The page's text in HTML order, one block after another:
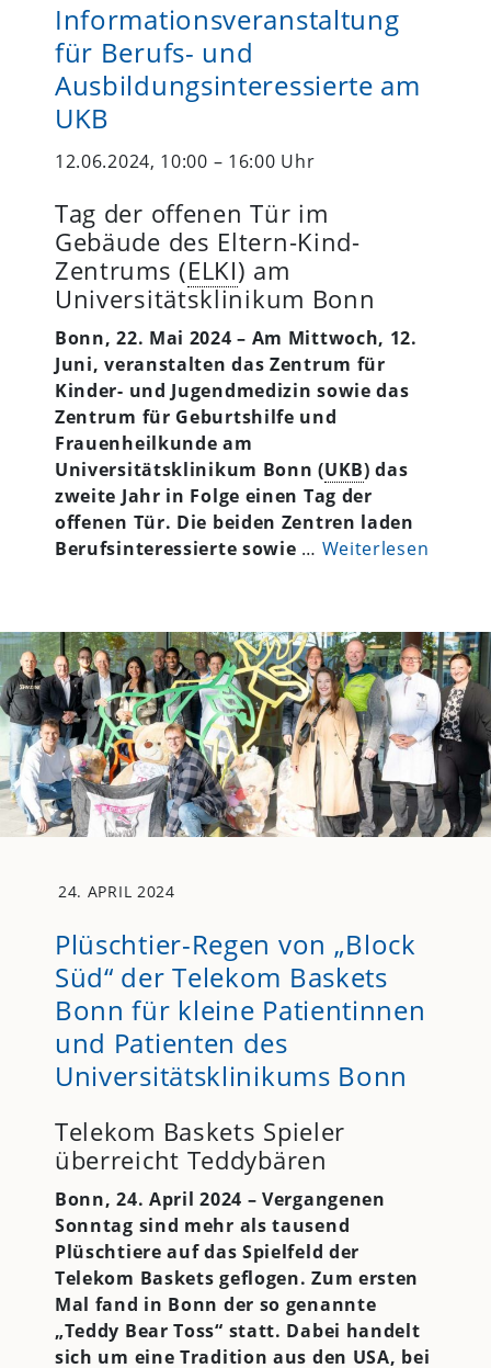
Informationsveranstaltung
für Berufs- und
Ausbildungsinteressierte am
UKB
12.06.2024, 10:00 – 16:00 Uhr
Tag der offenen Tür im
Gebäude des Eltern-Kind-
Zentrums (ELKI) am
Universitätsklinikum Bonn
Bonn, 22. Mai 2024 – Am Mittwoch, 12.
Juni, veranstalten das Zentrum für
Kinder- und Jugendmedizin sowie das
Zentrum für Geburtshilfe und
Frauenheilkunde am
Universitätsklinikum Bonn (UKB) das
zweite Jahr in Folge einen Tag der
offenen Tür. Die beiden Zentren laden
Berufsinteressierte sowie … Weiterlesen
24. APRIL 2024
Plüschtier-Regen von „Block
Süd“ der Telekom Baskets
Bonn für kleine Patientinnen
und Patienten des
Universitätsklinikums Bonn
Telekom Baskets Spieler
überreicht Teddybären
Bonn, 24. April 2024 – Vergangenen
Sonntag sind mehr als tausend
Plüschtiere auf das Spielfeld der
Telekom Baskets geflogen. Zum ersten
Mal fand in Bonn der so genannte
„Teddy Bear Toss“ statt. Dabei handelt
sich um eine Tradition aus den USA, bei